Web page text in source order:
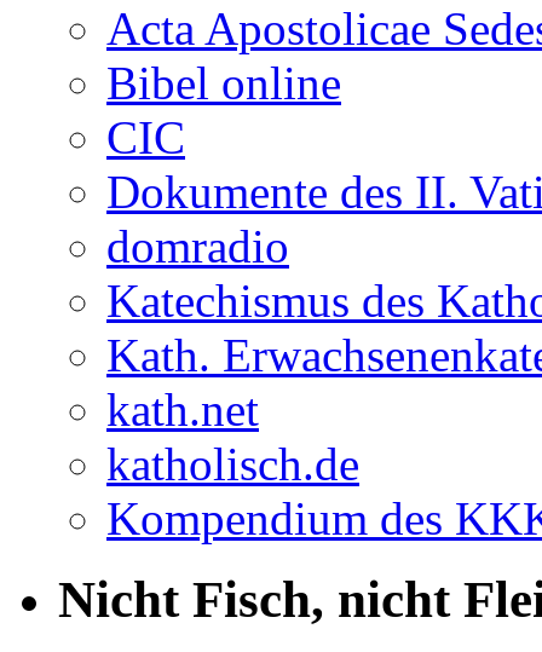
Acta Apostolicae
Bibel online
CIC
Dokumente des II.
domradio
Katechismus des
Kath.
kath.net
katholisch.de
Kompendium des
Nicht Fisch, nicht